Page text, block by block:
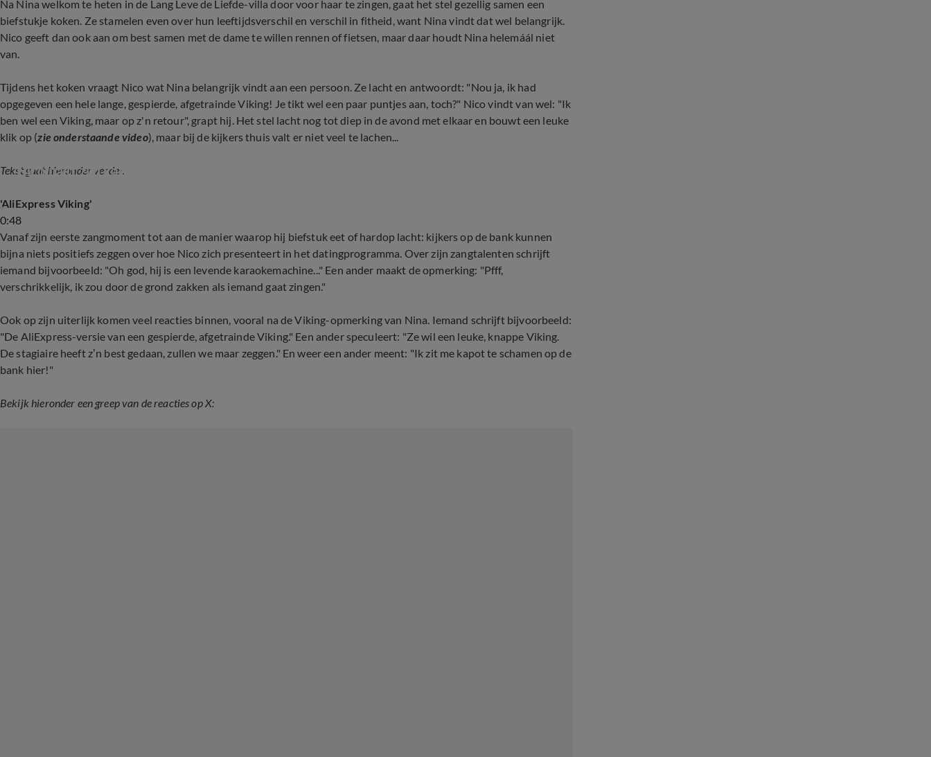
Na Nina welkom te heten in de Lang Leve de Liefde-villa door voor haar te zingen, gaat het stel gezellig samen een
biefstukje koken. Ze stamelen even over hun leeftijdsverschil en verschil in fitheid, want Nina vindt dat wel belangrijk.
Nico geeft dan ook aan om best samen met de dame te willen rennen of fietsen, maar daar houdt Nina helemáál niet
van.
Tijdens het koken vraagt Nico wat Nina belangrijk vindt aan een persoon. Ze lacht en antwoordt: "Nou ja, ik had
opgegeven een hele lange, gespierde, afgetrainde Viking! Je tikt wel een paar puntjes aan, toch?" Nico vindt van wel: "Ik
ben wel een Viking, maar op z'n retour", grapt hij. Het stel lacht nog tot diep in de avond met elkaar en bouwt een leuke
klik op (zie onderstaande video), maar bij de kijkers thuis valt er niet veel te lachen...
Tekst gaat hieronder verder.
0:48
Nico pakt zijn kans op de catwalk!
'AliExpress Viking'
Vanaf zijn eerste zangmoment tot aan de manier waarop hij biefstuk eet of hardop lacht: kijkers op de bank kunnen
bijna niets positiefs zeggen over hoe Nico zich presenteert in het datingprogramma. Over zijn zangtalenten schrijft
iemand bijvoorbeeld: "Oh god, hij is een levende karaokemachine..." Een ander maakt de opmerking: "Pfff,
verschrikkelijk, ik zou door de grond zakken als iemand gaat zingen."
Ook op zijn uiterlijk komen veel reacties binnen, vooral na de Viking-opmerking van Nina. Iemand schrijft bijvoorbeeld:
"De AliExpress-versie van een gespierde, afgetrainde Viking." Een ander speculeert: "Ze wil een leuke, knappe Viking.
De stagiaire heeft z’n best gedaan, zullen we maar zeggen." En weer een ander meent: "Ik zit me kapot te schamen op de
bank hier!"
Bekijk hieronder een greep van de reacties op X: